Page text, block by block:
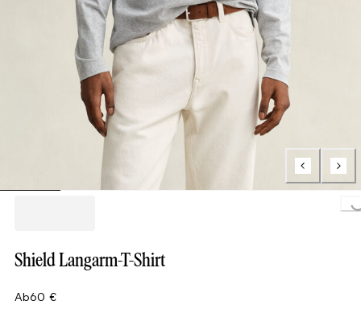
Loading...
Shield Langarm-T-Shirt
Ab60 €